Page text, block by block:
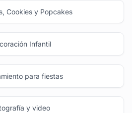
Cookies y Popcakes
Infantil
para fiestas
y video